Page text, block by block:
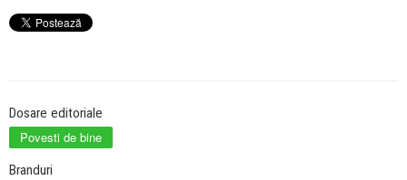
Dosare editoriale
Povesti de bine
Branduri